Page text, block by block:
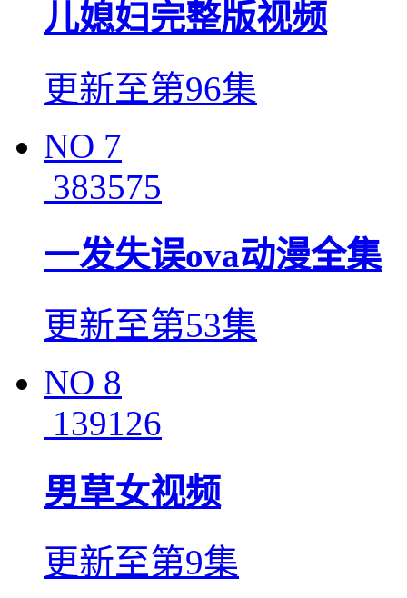
儿媳妇完整版视频
更新至第96集
NO 7
383575
一发失误ova动漫全集
更新至第53集
NO 8
139126
男草女视频
更新至第9集